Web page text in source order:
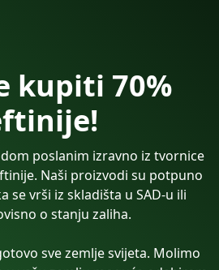
kupiti 70%
poslanim izravno iz tvornice
Naši proizvodi su potpuno
se vrši iz skladišta u SAD-u ili
o stanju zaliha.
sve zemlje svijeta. Molimo